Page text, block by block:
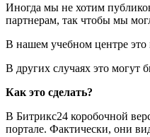
Иногда мы не хотим
партнерам, так чтобы мы
В нашем учебном центре это
В других случаях это могут
Как это сделать?
В Битрикс24 коробочной
портале. Фактически, они